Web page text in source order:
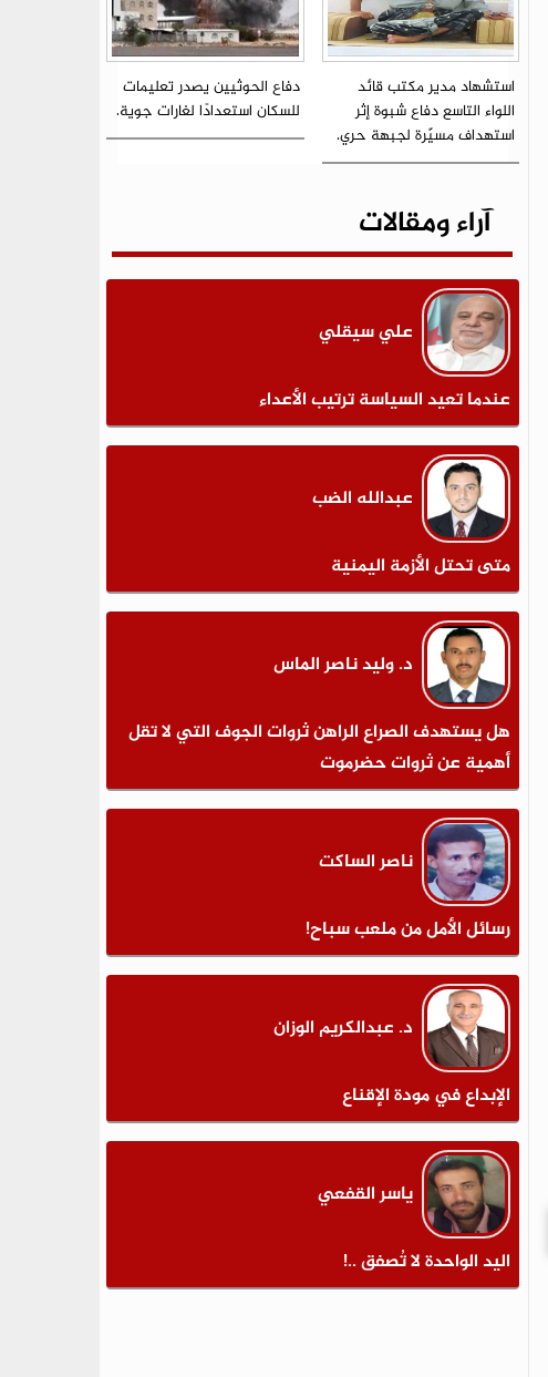
استشهاد مدير مكتب قائد
اللواء التاسع دفاع شبوة إثر
استهداف مسيّرة لجبهة حري.
دفاع الحوثيين يصدر تعليمات
للسكان استعدادًا لغارات جوية.
آراء ومقالات
علي سيقلي
عندما تعيد السياسة ترتيب الأعداء
عبدالله الضب
متى تحتل الأزمة اليمنية
د. وليد ناصر الماس
هل يستهدف الصراع الراهن ثروات الجوف التي لا تقل
أهمية عن ثروات حضرموت
ناصر الساكت
رسائل الأمل من ملعب سباح!
د. عبدالكريم الوزان
الإبداع في مودة الإقناع
ياسر القفعي
اليد الواحدة لا تُصفق ..!